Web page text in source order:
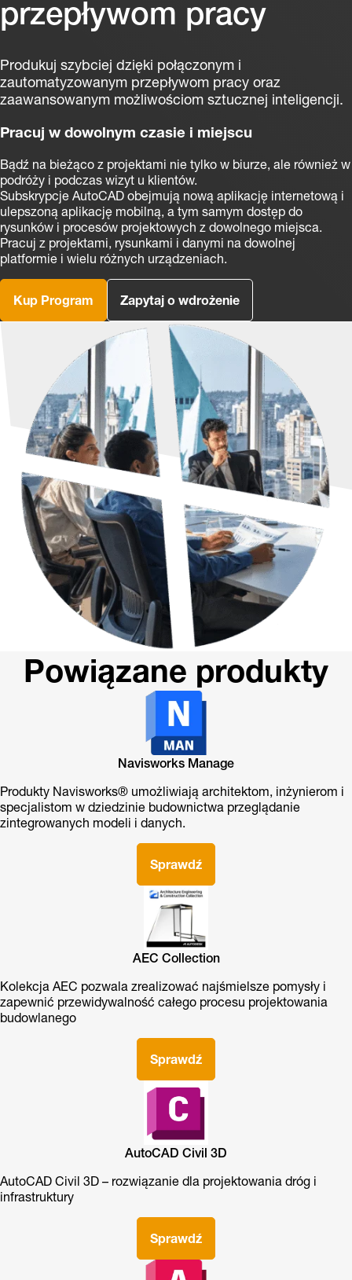
przepływom pracy
Produkuj szybciej dzięki połączonym i
zautomatyzowanym przepływom pracy oraz
zaawansowanym możliwościom sztucznej inteligencji.
Pracuj w dowolnym czasie i miejscu
Bądź na bieżąco z projektami nie tylko w biurze, ale również w
podróży i podczas wizyt u klientów.
Subskrypcje AutoCAD obejmują nową aplikację internetową i
ulepszoną aplikację mobilną, a tym samym dostęp do
rysunków i procesów projektowych z dowolnego miejsca.
Pracuj z projektami, rysunkami i danymi na dowolnej
platformie i wielu różnych urządzeniach.
Kup Program Zapytaj o wdrożenie
Powiązane produkty
Navisworks Manage
Produkty Navisworks® umożliwiają architektom, inżynierom i
specjalistom w dziedzinie budownictwa przeglądanie
zintegrowanych modeli i danych.
Sprawdź
AEC Collection
Kolekcja AEC pozwala zrealizować najśmielsze pomysły i
zapewnić przewidywalność całego procesu projektowania
budowlanego
Sprawdź
AutoCAD Civil 3D
AutoCAD Civil 3D – rozwiązanie dla projektowania dróg i
infrastruktury
Sprawdź